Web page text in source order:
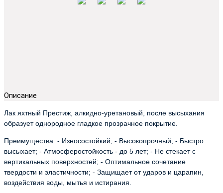
Описание
Лак яхтный Престиж, алкидно-уретановый, после высыхания
образует однородное гладкое прозрачное покрытие.
Преимущества: - Износостойкий; - Высокопрочный; - Быстро
высыхает; - Атмосферостойкость - до 5 лет; - Не стекает с
вертикальных поверхностей; - Оптимальное сочетание
твердости и эластичности; - Защищает от ударов и царапин,
воздействия воды, мытья и истирания.